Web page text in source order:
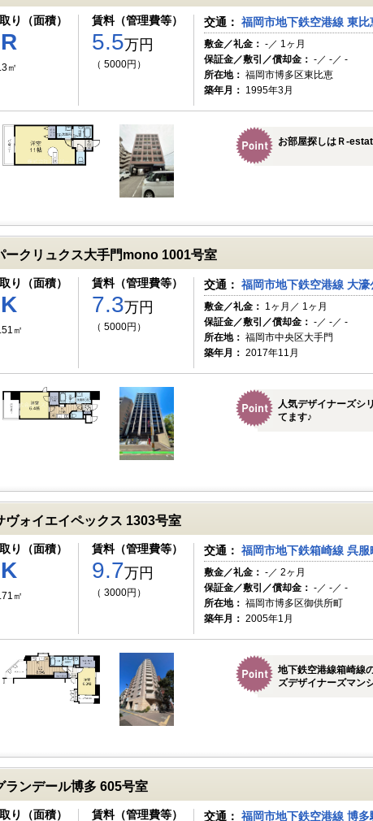
り（面積）
㎡
賃料（管理費等）
5.5万円
（ 5000円）
交通： 福岡市地下鉄空港線 東
敷金／礼金： -／ 1ヶ月
保証金／敷引／償却金： -／ -／ -
所在地： 福岡市博多区東比恵
築年月： 1995年3月
お部屋探しはＲ-
ークリュクス大手門mono 1001号室
り（面積）
㎡
賃料（管理費等）
7.3万円
（ 5000円）
交通： 福岡市地下鉄空港線 大
敷金／礼金： 1ヶ月／ 1ヶ月
保証金／敷引／償却金： -／ -／ -
所在地： 福岡市中央区大手門
築年月： 2017年11月
人気デザイナーズシ
てます♪
ヴォイエイペックス 1303号室
り（面積）
㎡
賃料（管理費等）
9.7万円
（ 3000円）
交通： 福岡市地下鉄箱崎線 呉
敷金／礼金： -／ 2ヶ月
保証金／敷引／償却金： -／ -／ -
所在地： 福岡市博多区御供所町
築年月： 2005年1月
地下鉄空港線箱崎線
ズデザイナーズマン
ランデール博多 605号室
り（面積） 賃料（管理費等） 交通： 福岡市地下鉄空港線 博